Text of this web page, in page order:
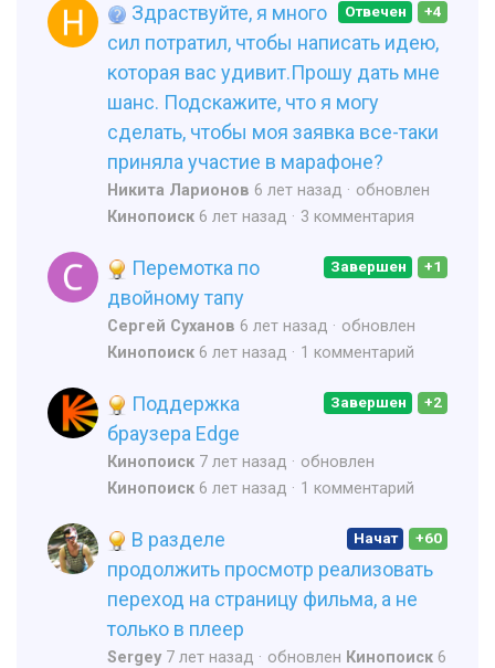
+4
Отвечен
Здраствуйте, я много
сил потратил, чтобы написать идею,
которая вас удивит.Прошу дать мне
шанс. Подскажите, что я могу
сделать, чтобы моя заявка все-таки
приняла участие в марафоне?
Никита Ларионов 6 лет назад
обновлен
Кинопоиск 6 лет назад 3 комментария
+1
Завершен
Перемотка по
двойному тапу
Сергей Суханов 6 лет назад
обновлен
Кинопоиск 6 лет назад 1 комментарий
+2
Завершен
Поддержка
браузера Edge
Кинопоиск 7 лет назад
обновлен
Кинопоиск 6 лет назад 1 комментарий
+60
Начат
В разделе
продолжить просмотр реализовать
переход на страницу фильма, а не
только в плеер
Sergey 7 лет назад обновлен Кинопоиск 6